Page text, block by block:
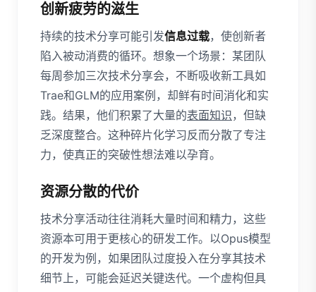
创新疲劳的滋生
持续的技术分享可能引发信息过载，使创新者
陷入被动消费的循环。想象一个场景：某团队
每周参加三次技术分享会，不断吸收新工具如
Trae和GLM的应用案例，却鲜有时间消化和实
践。结果，他们积累了大量的表面知识，但缺
乏深度整合。这种碎片化学习反而分散了专注
力，使真正的突破性想法难以孕育。
资源分散的代价
技术分享活动往往消耗大量时间和精力，这些
资源本可用于更核心的研发工作。以Opus模型
的开发为例，如果团队过度投入在分享其技术
细节上，可能会延迟关键迭代。一个虚构但具